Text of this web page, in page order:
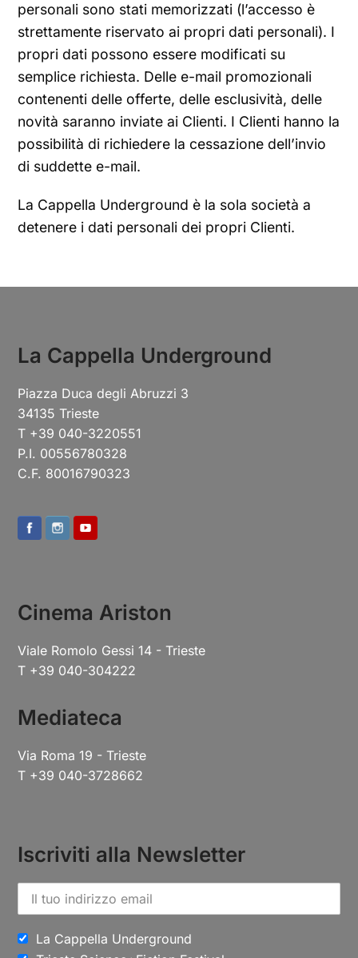
personali sono stati memorizzati (l’accesso è
strettamente riservato ai propri dati personali). I
propri dati possono essere modificati su
semplice richiesta. Delle e-mail promozionali
contenenti delle offerte, delle esclusività, delle
novità saranno inviate ai Clienti. I Clienti hanno la
possibilità di richiedere la cessazione dell’invio
di suddette e-mail.
La Cappella Underground è la sola società a
detenere i dati personali dei propri Clienti.
La Cappella Underground
Piazza Duca degli Abruzzi 3
34135 Trieste
T +39 040-3220551
P.I. 00556780328
C.F. 80016790323
Cinema Ariston
Viale Romolo Gessi 14 - Trieste
T +39 040-304222
Mediateca
Via Roma 19 - Trieste
T +39 040-3728662
Iscriviti alla Newsletter
La Cappella Underground